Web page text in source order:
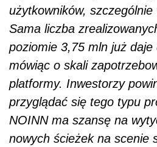
użytkowników, szczególnie
Sama liczba
poziomie 3,75 mln już daje
mówiąc o skali
platformy. Inwestorzy
przyglądać się tego typu
NOINN ma szansę na
nowych ścieżek na scenie